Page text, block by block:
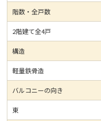
階数・全戸数
2階建て全4戸
構造
軽量鉄骨造
バルコニーの向き
東